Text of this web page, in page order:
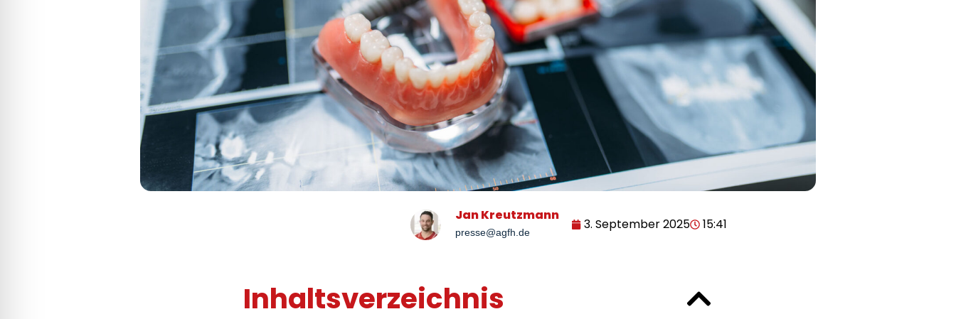
3. September 2025 15:41
Jan Kreutzmann
presse@agfh.de
Inhaltsverzeichnis